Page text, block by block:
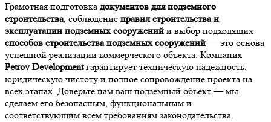
Грамотная подготовка документов для подземного
строительства, соблюдение правил строительства и
эксплуатации подземных сооружений и выбор подходящих
способов строительства подземных сооружений— это основа
успешной реализации коммерческого объекта. Компания
Petrov Developmentгарантирует техническую надёжность,
юридическую чистоту и полное сопровождение проекта на
всех этапах. Доверьте нам ваш подземный объект — мы
сделаем его безопасным, функциональным и
соответствующим всем требованиям законодательства.